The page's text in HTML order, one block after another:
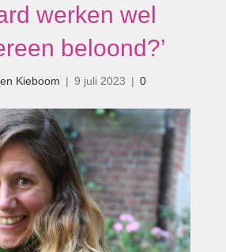
werken wel
beloond?’
Kieboom | 9 juli 2023 | 0